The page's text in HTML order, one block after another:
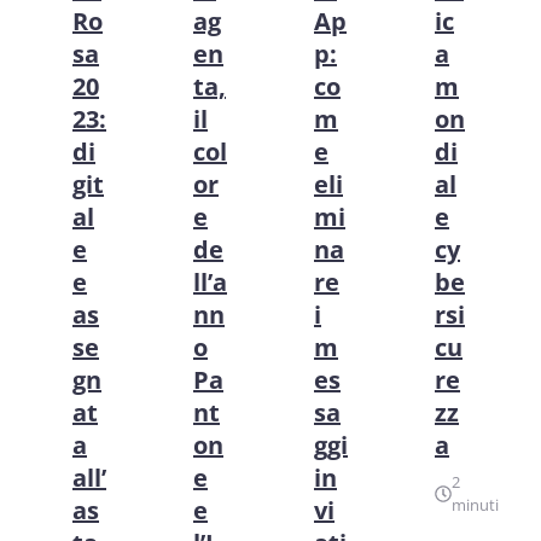
Ro
sa
20
23:
di
git
al
e
e
as
se
gn
at
a
all’
as
ag
en
ta,
il
col
or
e
de
ll’a
nn
o
Pa
nt
on
e
e
Ap
p:
co
m
e
eli
mi
na
re
i
m
es
sa
ggi
in
vi
ic
a
m
on
di
al
e
cy
be
rsi
cu
re
zz
a
2
minuti